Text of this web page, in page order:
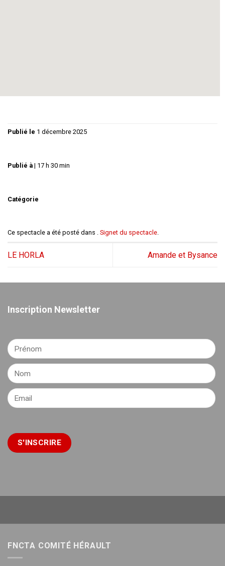
Publié le 1 décembre 2025
Publié à | 17 h 30 min
Catégorie
Ce spectacle a été posté dans . Signet du spectacle.
LE HORLA Amande et Bysance
Inscription Newsletter
FNCTA COMITÉ HÉRAULT